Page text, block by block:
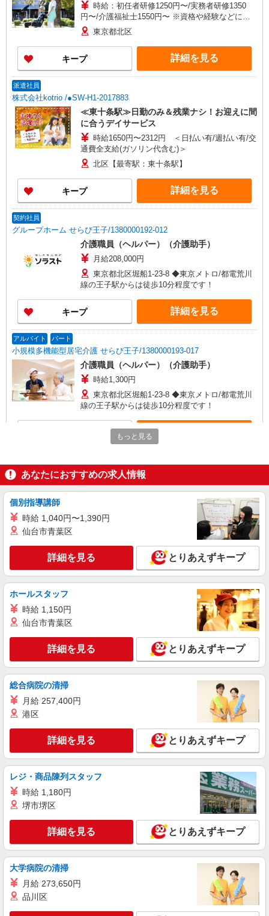
時給：初任者研修1250円〜/実務者研修1350
円〜/介護福祉士1550円〜 ※資格や経験などによ
る 東京都北区
キープ 詳細を見る
派遣社員
株式会社kotrio /●SW-H1-2017883
≪東十条駅≫日勤のみ＆残業ナシ！お迎えに間
に合うデイサービス
時給1650円〜2312円 ＜日払い有/週払い有/交
通費全支給(ガソリン代含む)＞
北区【最寄駅：東十条駅】
キープ 詳細を見る
契約社員
グループホーム せらび王子/1380000192-012
介護職員（ヘルパー）（介護助手）
月給208,000円
東京都北区堀船1-23-8 ◆東京メトロ/都電荒川
線の王子駅からは徒歩10分程度です！
キープ 詳細を見る
アルバイト パート
小規模多機能型居宅介護 せらび王子/1380000193-017
介護職員（ヘルパー）（介護助手）
時給1,300円
東京都北区堀船1-23-8 ◆東京メトロ/都電荒川
線の王子駅からは徒歩10分程度です！
株式会社kotrio /●SW-S-2078099
★高収入★未経験でも高時給1550円〜｜高級
時給1550円〜2312円 ＜交通費全支給(ガソリ
ン代含む)＞
キープ 詳細を見る
派遣社員
株式会社トラストグロース 新宿本社 第3営業部
特別養護老人ホームでの介護士
時給：初任者研修・実務者研修1300〜1500円/
介護福祉士1400〜1700円 ※資格や経験などによる
キープ 詳細を見る
職業紹介
介護職の正社員で夜勤一切ナシ！デイサービス
【正社員】月給240,000〜400,000円 ・基本
給：200,000円〜220,000円 ・資格手当：10,000〜
30,000円 ・役職手当：10,000〜70,000円 ・処遇改
善手当：20,000〜60,000円（勤続年数、保有資格
により変動） ・固定残業手当：20,000円（10時
間） ※固定残業時間を超過する場合には超過勤務
手当として別途支給 ・夜勤手当：10,000円/1回
（上記給与とは別に支給） 下記資格をお持ちの方
歓迎 ・認知症介護基礎研修 ・初任者研修 ・実務
キープ 詳細を見る
派遣社員
株式会社kotrio /●SW-H1-2069857
毎日通うのが楽しみになる＊ホテルのような美
しいサ高住のSTAFF
時給1650円〜2312円 ＜日払い有/週払い有/交
もっと見る
あなたにおすすめの求人情報
個別指導講師
時給 1,040円〜1,390円
仙台市青葉区
詳細を見る とりあえずキープ
ホールスタッフ
時給 1,150円
仙台市青葉区
詳細を見る とりあえずキープ
総合病院の清掃
月給 257,400円
港区
詳細を見る とりあえずキープ
レジ・商品陳列スタッフ
時給 1,180円
堺市堺区
詳細を見る とりあえずキープ
大学病院の清掃
月給 273,650円
品川区